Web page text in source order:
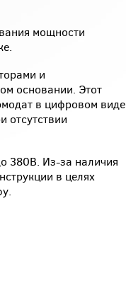
мощности
и
основании. Этот
в цифровом виде
отсутствии
380В. Из-за наличия
в целях